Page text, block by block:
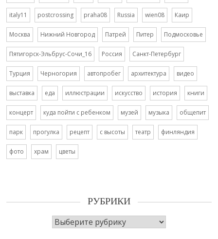
italy11 postcrossing praha08 Russia wien08 Каир
Москва Нижний Новгород Патрей Питер Подмосковье
Пятигорск-Эльбрус-Сочи_16 Россия Санкт-Петербург
Турция Черногория автопробег архитектура видео
выставка еда иллюстрации искусство история книги
концерт куда пойти с ребенком музей музыка общепит
парк прогулка рецепт с высоты театр финляндия
фото храм цветы
РУБРИКИ
Рубрики